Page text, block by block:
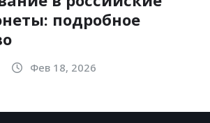
подробное
Фев 18, 2026